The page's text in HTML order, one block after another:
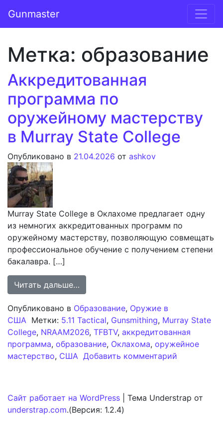
Основная навигация
Gunmaster
Метка: образование
Аккредитованная
программа по
оружейному мастерству
в Murray State College
Опубликовано в 21.04.2026 от ashkov
Murray State College в Оклахоме предлагает одну
из немногих аккредитованных программ по
оружейному мастерству, позволяющую совмещать
профессиональное обучение с получением степени
бакалавра. […]
Читать дальше…
Опубликовано в Образование, Оружие в
США Метки: 5.11 Tactical, Gunsmithing, Murray State
College, NRAAM2026, TFBTV, аккредитованная
программа, образование, Оклахома, оружейное
мастерство, США Добавить комментарий
Сайт работает на WordPress
Тема Understrap от
understrap.com.(Версия: 1.2.4)